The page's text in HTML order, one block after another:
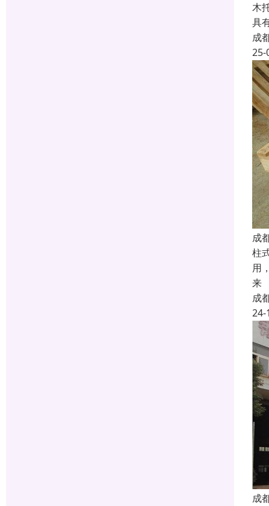
木
具
成
25-
成
柱
用
来
成
24-
成